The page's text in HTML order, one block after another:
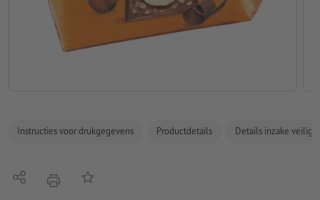
Instructies voor drukgegevens Productdetails Details inzake
Delen afdrukkenOp de lijst